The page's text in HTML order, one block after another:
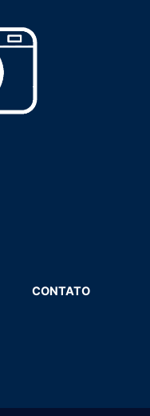
CONTATO